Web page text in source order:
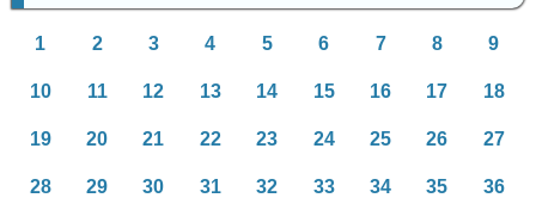
1 2 3 4 5 6 7 8 9
10 11 12 13 14 15 16 17 18
19 20 21 22 23 24 25 26 27
28 29 30 31 32 33 34 35 36